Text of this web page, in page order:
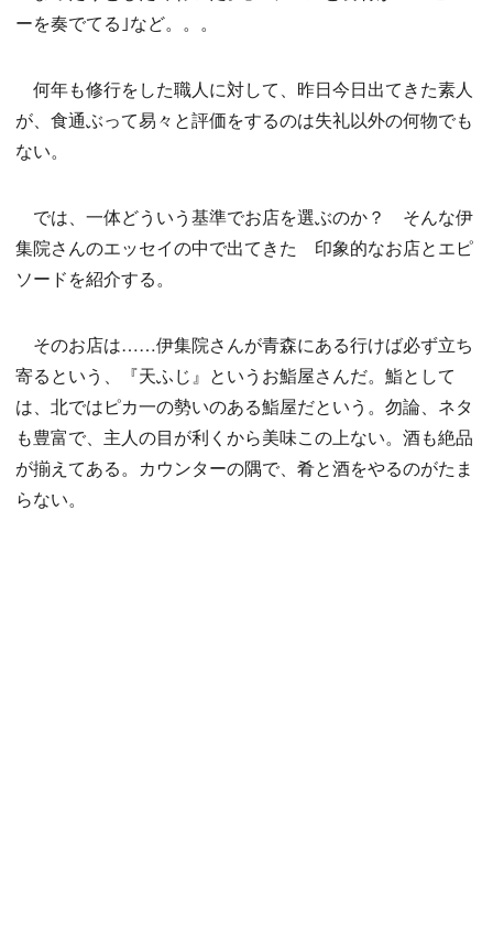
ーを奏でてる｣など。。。
何年も修行をした職人に対して、昨日今日出てきた素人
が、食通ぶって易々と評価をするのは失礼以外の何物でも
ない。
では、一体どういう基準でお店を選ぶのか？ そんな伊
集院さんのエッセイの中で出てきた 印象的なお店とエピ
ソードを紹介する。
そのお店は……伊集院さんが青森にある行けば必ず立ち
寄るという、『天ふじ』というお鮨屋さんだ。鮨として
は、北ではピカ一の勢いのある鮨屋だという。勿論、ネタ
も豊富で、主人の目が利くから美味この上ない。酒も絶品
が揃えてある。カウンターの隅で、肴と酒をやるのがたま
らない。